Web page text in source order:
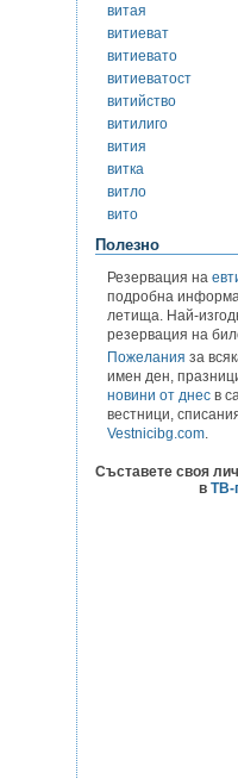
витая
витиеват
витиевато
витиеватост
витийство
витилиго
вития
витка
витло
вито
Полезно
Резервация на
подробна
летища. Най-
резервация на
Пожелания за
имен ден,
новини от днес в
вестници,
Vestnicibg.com.
Съставете своя
в ТВ-